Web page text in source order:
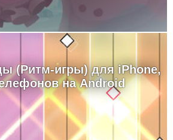
(Ритм-игры) для iPhone,
на Android